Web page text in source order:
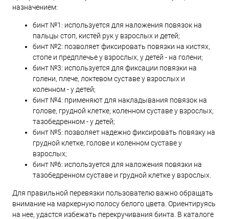
назначением:
бинт №1: используется для наложения повязок на
пальцы стоп, кистей рук у взрослых и детей;
бинт №2: позволяет фиксировать повязки на кистях,
стопе и предплечье у взрослых, у детей - на голени;
бинт №3: используется для фиксации повязки на
голени, плече, локтевом суставе у взрослых и
коленном - у детей;
бинт №4: применяют для накладывания повязок на
голове, грудной клетке, коленном суставе у взрослых,
тазобедренном - у детей;
бинт №5: позволяет надежно фиксировать повязку на
грудной клетке, голове и коленном суставе у
взрослых;
бинт №6: используется для наложения повязки на
тазобедренном суставе и грудной клетке у взрослых.
Для правильной перевязки пользователю важно обращать
внимание на маркерную полосу белого цвета. Ориентируясь
на нее, удастся избежать перекручивания бинта. В каталоге